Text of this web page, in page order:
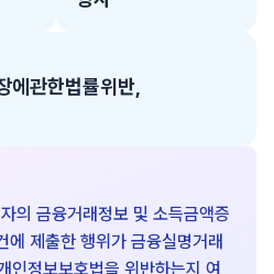
에관한법률위반,
의 금융거래정보 및 소득금액증
에 제출한 행위가 금융실명거래
인정보보호법을 위반하는지 여